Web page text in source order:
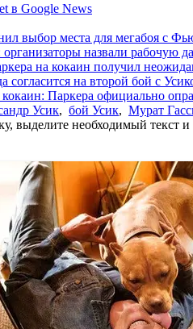
в Google News
выбор места для мегабоя с
назвали рабочую
на кокаин получил
согласится на второй бой с
Паркера официально
Усик, бой Усик, Мурат
выделите необходимый текст